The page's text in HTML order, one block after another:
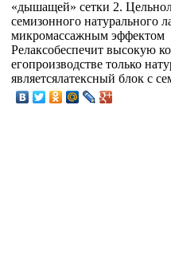
«дышащей» сетки 2.
семизонного натурального
микромассажным
Релаксобеспечит высокую
егопроизводстве только
являетсялатексный блок с